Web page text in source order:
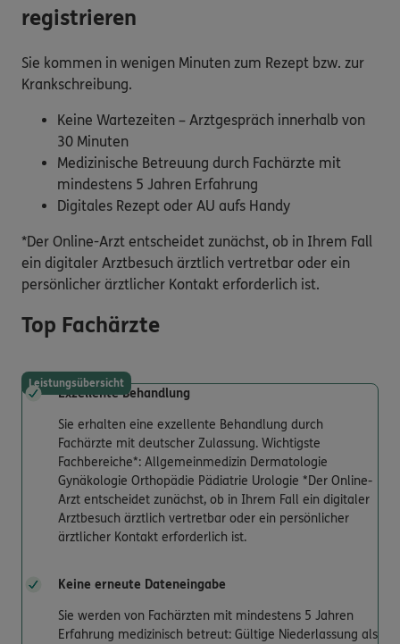
registrieren
Sie kommen in wenigen Minuten zum Rezept bzw. zur
Krankschreibung.
Keine Wartezeiten – Arztgespräch innerhalb von
30 Minuten
Medizinische Betreuung durch Fachärzte mit
mindestens 5 Jahren Erfahrung
Digitales Rezept oder AU aufs Handy
*Der Online-Arzt entscheidet zunächst, ob in Ihrem Fall
ein digitaler Arztbesuch ärztlich vertretbar oder ein
persönlicher ärztlicher Kontakt erforderlich ist.
Top Fachärzte
Leistungsübersicht
Exzellente Behandlung
Sie erhalten eine exzellente Behandlung durch
Fachärzte mit deutscher Zulassung. Wichtigste
Fachbereiche*: Allgemeinmedizin Dermatologie
Gynäkologie Orthopädie Pädiatrie Urologie *Der Online-
Arzt entscheidet zunächst, ob in Ihrem Fall ein digitaler
Arztbesuch ärztlich vertretbar oder ein persönlicher
ärztlicher Kontakt erforderlich ist.
Keine erneute Dateneingabe
Sie werden von Fachärzten mit mindestens 5 Jahren
Erfahrung medizinisch betreut: Gültige Niederlassung als